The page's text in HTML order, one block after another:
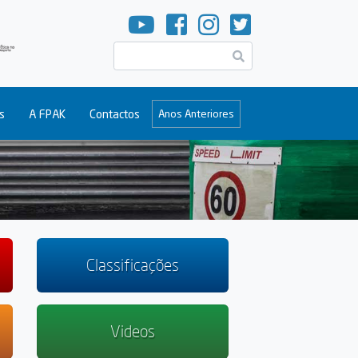
A FPAK Contactos Anos Anteriores
Classificações
Videos